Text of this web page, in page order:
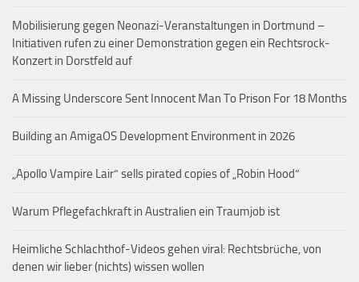
Mobilisierung gegen Neonazi-Veranstaltungen in Dortmund –
Initiativen rufen zu einer Demonstration gegen ein Rechtsrock-
Konzert in Dorstfeld auf
A Missing Underscore Sent Innocent Man To Prison For 18 Months
Building an AmigaOS Development Environment in 2026
„Apollo Vampire Lair“ sells pirated copies of „Robin Hood“
Warum Pflegefachkraft in Australien ein Traumjob ist
Heimliche Schlachthof-Videos gehen viral: Rechtsbrüche, von
denen wir lieber (nichts) wissen wollen